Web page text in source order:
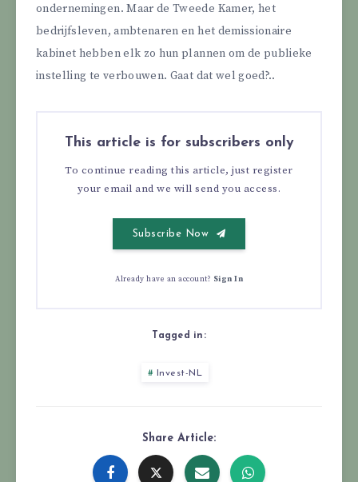
ondernemingen. Maar de Tweede Kamer, het
bedrijfsleven, ambtenaren en het demissionaire
kabinet hebben elk zo hun plannen om de publieke
instelling te verbouwen. Gaat dat wel goed?..
This article is for subscribers only
To continue reading this article, just register
your email and we will send you access.
Subscribe Now
Already have an account? Sign In
Tagged in:
Invest-NL
Share Article: